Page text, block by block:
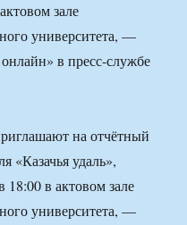
зале
университета, —
в пресс-службе
на отчётный
«Казачья удаль»,
18:00 в актовом зале
университета, —